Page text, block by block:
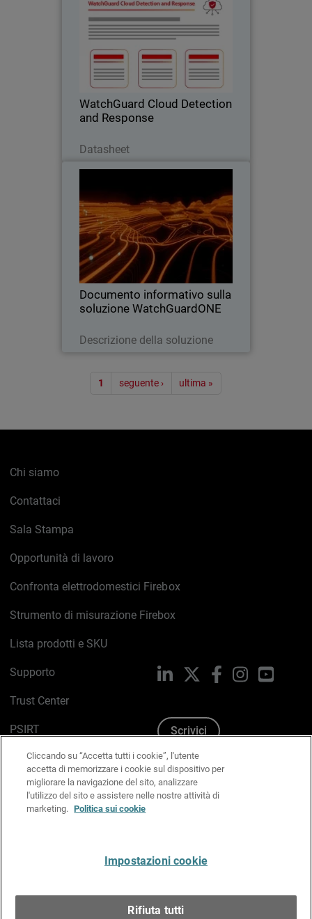
WatchGuard Cloud Detection
and Response
Datasheet
Elimina i rischi del cloud alla radice,
prima che si trasformino in un incidente.
Documento informativo sulla
soluzione WatchGuardONE
Descrizione della soluzione
soluzione WatchGuardONE
Body
Scopri come il programma per i partner
di canale di WatchGuard può
incrementare la redditività e l'efficienza
attraverso il coinvolgimento e la
formazione.
Paginazione
1 seguente › ultima »
Chi siamo
Contattaci
Sala Stampa
Opportunità di lavoro
Confronta elettrodomestici Firebox
Strumento di misurazione Firebox
Lista prodotti e SKU
Supporto
Trust Center
PSIRT
Politica sui cookie
Informativa sulla privacy
Kit Media & Brand
LinkedIn FacebookInstagram
Scrivici
Cliccando su “Accetta tutti i cookie”, l'utente
accetta di memorizzare i cookie sul dispositivo per
migliorare la navigazione del sito, analizzare
l'utilizzo del sito e assistere nelle nostre attività di
marketing. Politica sui cookie
Impostazioni cookie
Rifiuta tutti